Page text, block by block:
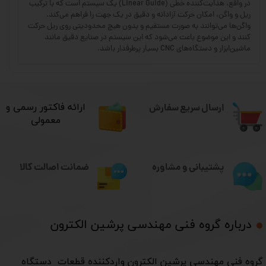
در واقع، هدایت‌کننده خطی (Linear Guide) یک سیستم است که با ترکیب
ریل و واگن، امکان حرکت آزادانه و دقیق در یک جهت را فراهم می‌کند.
واگن‌ها می‌توانند به صورت مستقیم و بدون هیچ محدودیتی روی ریل حرکت
کنند و این موضوع باعث می‌شود که این سیستم در صنایع دقیق مانند
ماشین‌ابزار و دستگاه‌های CNC بسیار پرطرفدار باشد.
ارسال سریع سفارش
درباره گروه فنی مهندسی پرشین الکترون​​​​​​​
​گروه فنی مهندسی پرشین الکترون واردکننده قطعات دستگاه
​ارائه فاکتور رسمی و
معمولی
پشتیبانی و مشاوره ضمانت اصالت کالا